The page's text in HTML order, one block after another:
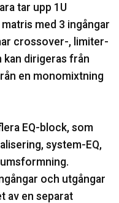
tar upp 1U
med 3 ingångar
crossover-, limiter-
dirigeras från
en monomixtning
EQ-block, som
system-EQ,
och utgångar
av en separat